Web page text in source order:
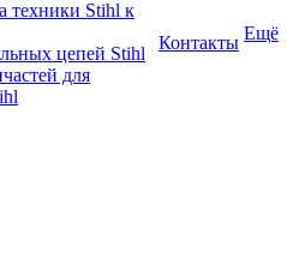
техники Stihl к
цепей Stihl
для
Контакты Ещё